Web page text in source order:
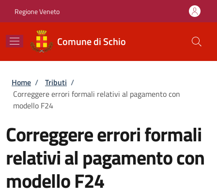
Regione Veneto
Comune di Schio
Briciole di pane
Home / Tributi /
Correggere errori formali relativi al pagamento con
modello F24
Correggere errori formali
relativi al pagamento con
modello F24